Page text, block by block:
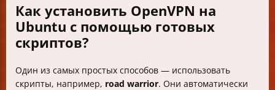
Как установить OpenVPN на
Ubuntu с помощью готовых
скриптов?
Один из самых простых способов — использовать
скрипты, например, road warrior. Они автоматически